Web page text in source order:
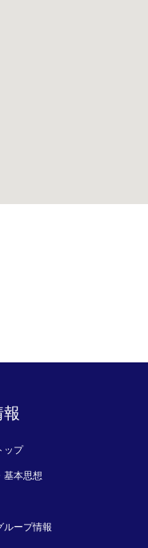
ップ
基本思想
ループ情報